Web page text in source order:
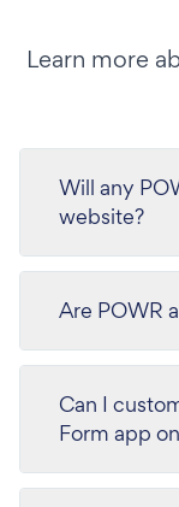
Learn more
Will any
website?
Are POWR
Can I
Form app